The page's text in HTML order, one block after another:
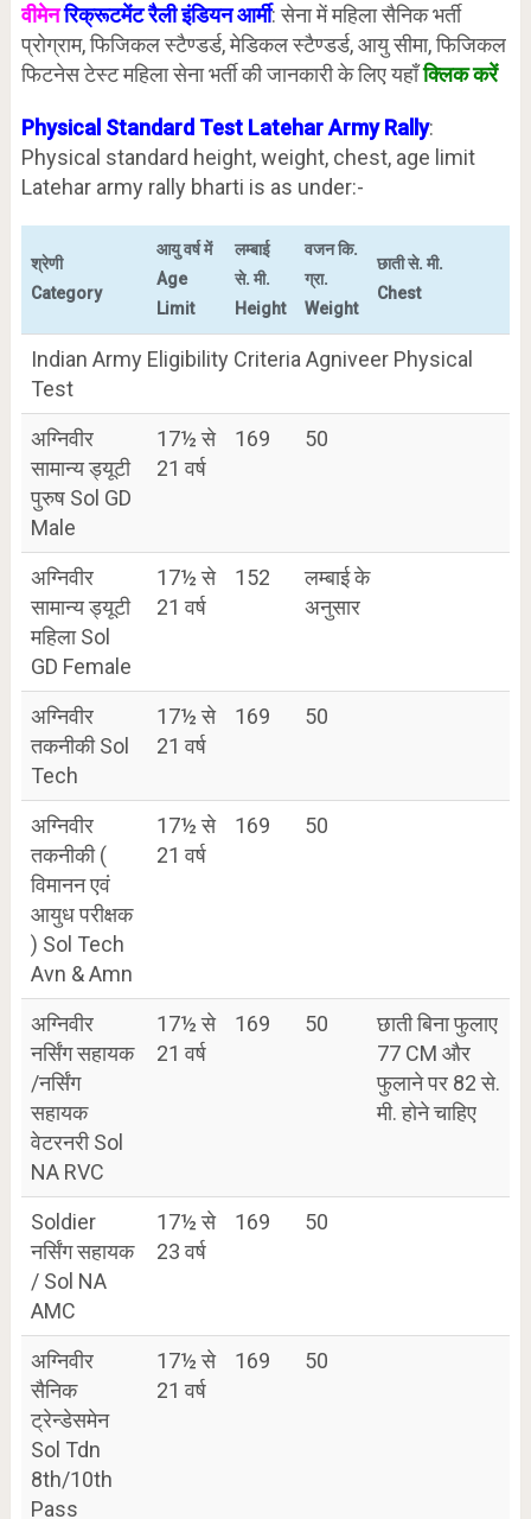
वीमेनरिक्रूटमेंट रैली इंडियन आर्मी: सेना में महिला सैनिक भर्ती
प्रोग्राम, फिजिकल स्टैण्डर्ड, मेडिकल स्टैण्डर्ड, आयु सीमा, फिजिकल
फिटनेस टेस्ट महिला सेना भर्ती की जानकारी के लिए यहाँक्लिक करें
Physical Standard Test LateharArmy Rally:
Physical standard height, weight, chest, age limit
Latehar army rally bharti is as under:-
श्रेणी
Category
आयु वर्ष में
Age
Limit
लम्बाई
से. मी.
Height
वजन कि.
ग्रा.
Weight
छाती से. मी.
Chest
Indian Army Eligibility Criteria Agniveer Physical
Test
अग्निवीर
सामान्य ड्यूटी
पुरुष Sol GD
Male
17½ से
21 वर्ष
169 50
अग्निवीर
सामान्य ड्यूटी
महिला Sol
GD Female
17½ से
21 वर्ष
152
लम्बाई के
अनुसार
अग्निवीर
तकनीकी Sol
Tech
17½ से
21 वर्ष
169 50
अग्निवीर
तकनीकी (
विमानन एवं
आयुध परीक्षक
) Sol Tech
Avn & Amn
17½ से
21 वर्ष
169 50
अग्निवीर
नर्सिंग सहायक
/नर्सिंग
सहायक
वेटरनरी Sol
NA RVC
17½ से
21 वर्ष
169 50
छाती बिना फुलाए
77 CM और
फुलाने पर 82 से.
मी. होने चाहिए
Soldier
नर्सिंग सहायक
/ Sol NA
AMC
17½ से
23 वर्ष
169 50
अग्निवीर
सैनिक
ट्रेन्डेसमेन
Sol Tdn
8th/10th
Pass
17½ से
21 वर्ष
169 50